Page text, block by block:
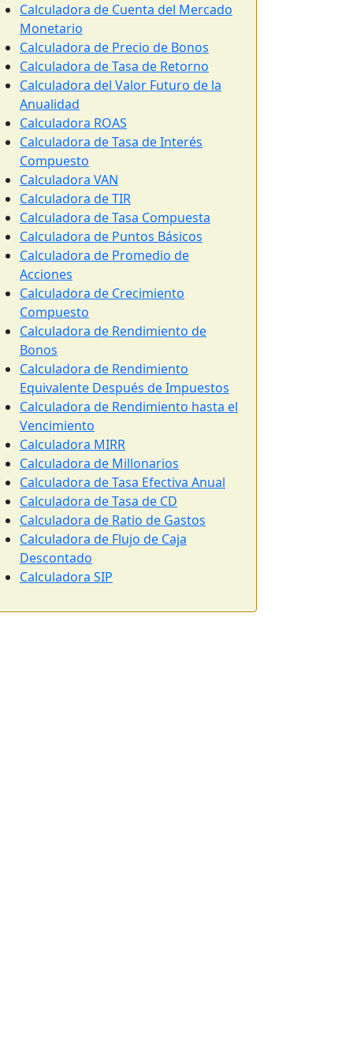
Calculadora de Cuenta del Mercado
Monetario
Calculadora de Precio de Bonos
Calculadora de Tasa de Retorno
Calculadora del Valor Futuro de la
Anualidad
Calculadora ROAS
Calculadora de Tasa de Interés
Compuesto
Calculadora VAN
Calculadora de TIR
Calculadora de Tasa Compuesta
Calculadora de Puntos Básicos
Calculadora de Promedio de
Acciones
Calculadora de Crecimiento
Compuesto
Calculadora de Rendimiento de
Bonos
Calculadora de Rendimiento
Equivalente Después de Impuestos
Calculadora de Rendimiento hasta el
Vencimiento
Calculadora MIRR
Calculadora de Millonarios
Calculadora de Tasa Efectiva Anual
Calculadora de Tasa de CD
Calculadora de Ratio de Gastos
Calculadora de Flujo de Caja
Descontado
Calculadora SIP